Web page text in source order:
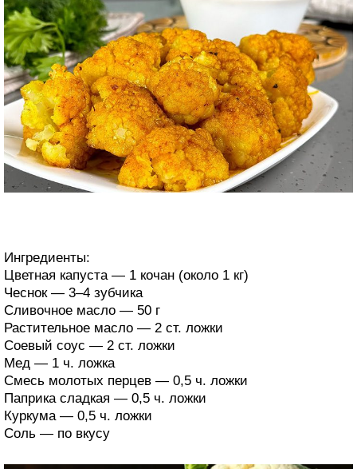
Ингредиенты:
Цветная капуста — 1 кочан (около 1 кг)
Чеснок — 3–4 зубчика
Сливочное масло — 50 г
Растительное масло — 2 ст. ложки
Соевый соус — 2 ст. ложки
Мед — 1 ч. ложка
Смесь молотых перцев — 0,5 ч. ложки
Паприка сладкая — 0,5 ч. ложки
Куркума — 0,5 ч. ложки
Соль — по вкусу